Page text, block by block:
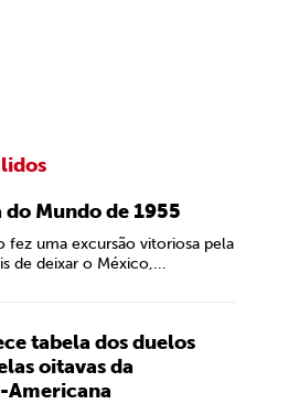
do Mundo de 1955
fez uma excursão vitoriosa pela
de deixar o México,...
tabela dos duelos
oitavas da
Americana